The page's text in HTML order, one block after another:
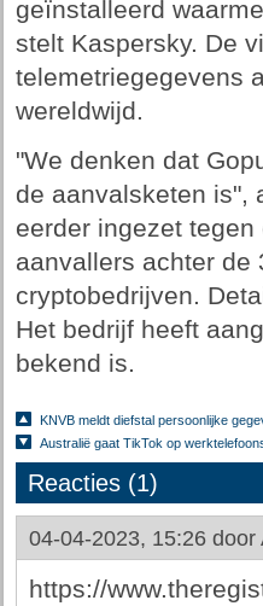
geïnstalleerd
stelt Kaspersky. De
telemetriegegevens
wereldwijd.
"We denken dat
de aanvalsketen is",
eerder ingezet
aanvallers achter de
cryptobedrijven.
Het bedrijf heeft
bekend is.
KNVB meldt diefstal persoonlijke
Australië gaat TikTok op
Reacties (1)
04-04-2023, 15:26 door
https://